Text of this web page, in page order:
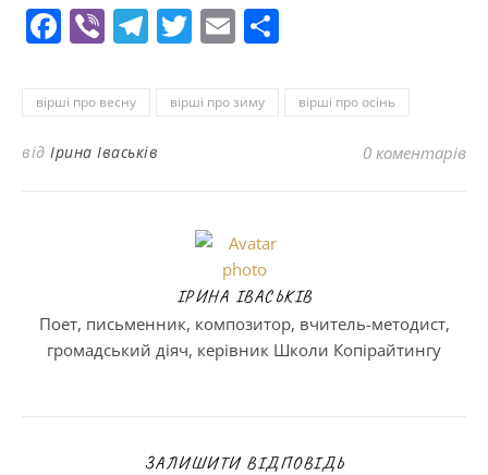
Facebook
ViberTelegram
Twitter
Email
вірші про весну вірші про зиму вірші про осінь
від Ірина Іваськів 0 коментарів
ІРИНА ІВАСЬКІВ
Поет, письменник, композитор, вчитель-методист,
громадський діяч, керівник Школи Копірайтингу
ЗАЛИШИТИ ВІДПОВІДЬ